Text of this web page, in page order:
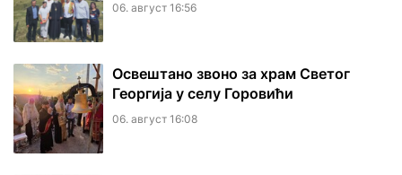
06. август 16:56
Освештано звоно за храм Светог
Георгија у селу Горовићи
06. август 16:08